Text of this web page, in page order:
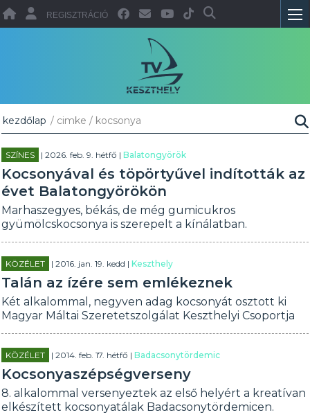
REGISZTRÁCIÓ
kezdőlap / cimke / kocsonya
SZÍNES | 2026. feb. 9. hétfő |Balatongyörök
Kocsonyával és töpörtyűvel indították az
évet Balatongyörökön
Marhaszegyes, békás, de még gumicukros
gyümölcskocsonya is szerepelt a kínálatban.
KÖZÉLET | 2016. jan. 19. kedd |Keszthely
Talán az ízére sem emlékeznek
Két alkalommal, negyven adag kocsonyát osztott ki
Magyar Máltai Szeretetszolgálat Keszthelyi Csoportja
KÖZÉLET | 2014. feb. 17. hétfő |Badacsonytördemic
Kocsonyaszépségverseny
8. alkalommal versenyeztek az első helyért a kreatívan
elkészített kocsonyatálak Badacsonytördemicen.